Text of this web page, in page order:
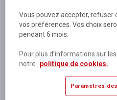
Plus de 180 personnes
à votre écoute
Plus de 80 000
disponibles
Expédition le jour
si validation avant 12h
satisfaction totale
Vous pouvez accepter, refuser
vos préférences. Vos choix
pendant 6 mois.
Pour plus d’informations sur
notre
politique de cookies.
Paramètres